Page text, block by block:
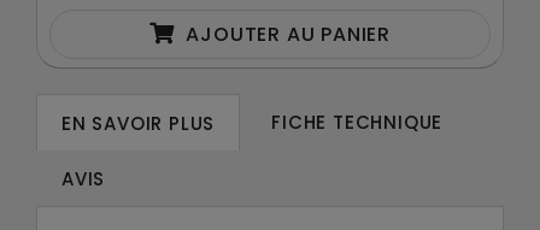
AJOUTER AU PANIER
EN SAVOIR PLUS FICHE TECHNIQUE
AVIS